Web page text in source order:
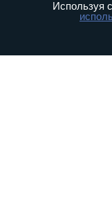
массовых
Свидетельство о
Используя